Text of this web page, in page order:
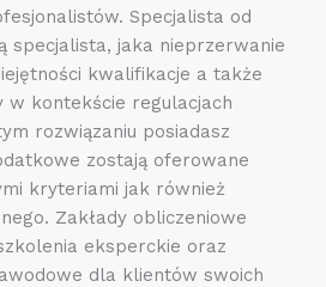
Specjalista od
specjalista, jaka nieprzerwanie
kwalifikacje a także
kontekście regulacjach
rozwiązaniu posiadasz
zostają oferowane
kryteriami jak również
Zakłady obliczeniowe
eksperckie oraz
dla klientów swoich